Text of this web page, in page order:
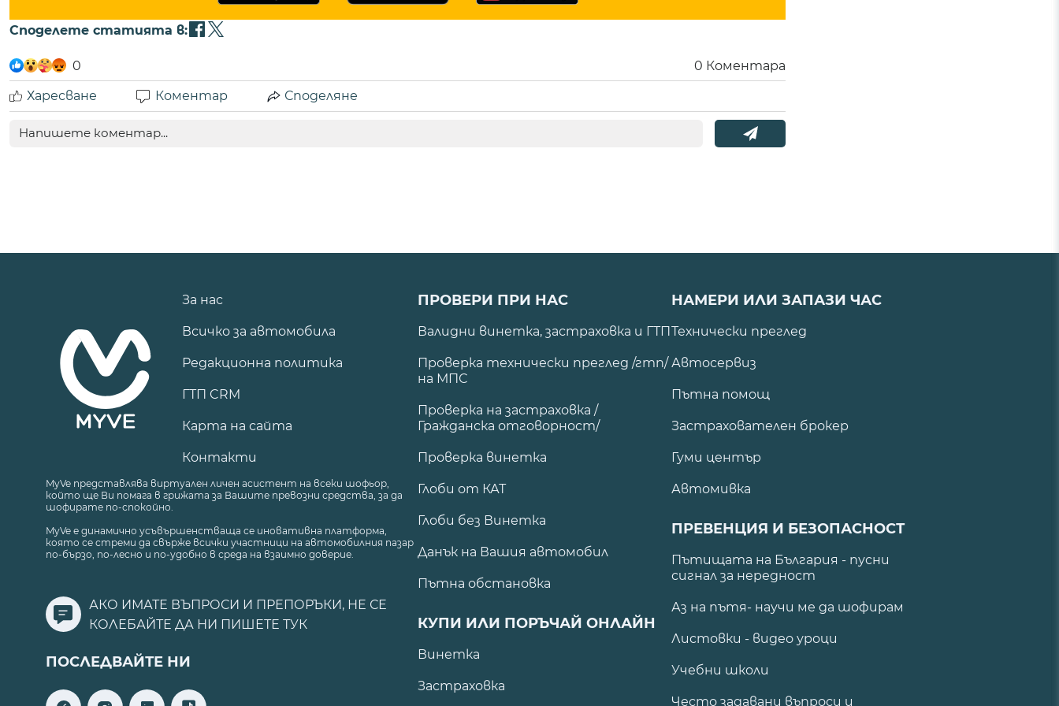
Споделете статията в:
0 0 Коментара
Харесване
Коментар Споделяне
За нас
Всичко за автомобила
Редакционна политика
ГТП CRM
Карта на сайта
Контакти
MyVe представлява виртуален личен асистент на всеки шофьор,
който ще Ви помага в грижата за Вашите превозни средства, за да
шофирате по-спокойно.
MyVe е динамично усъвършенстваща се иновативна платформа,
която се стреми да свърже всички участници на автомобилния пазар
по-бързо, по-лесно и по-удобно в среда на взаимно доверие.
АКО ИМАТЕ ВЪПРОСИ И ПРЕПОРЪКИ, НЕ СЕ
КОЛЕБАЙТЕ ДА НИ ПИШЕТЕ ТУК
ПОСЛЕДВАЙТЕ НИ
ПРОВЕРИ ПРИ НАС
Валидни винетка, застраховка и ГТП
Проверка технически преглед /гтп/
на МПС
Проверка на застраховка /
Гражданска отговорност/
Проверка винетка
Глоби от КАТ
Глоби без Винетка
Данък на Вашия автомобил
Пътна обстановка
КУПИ ИЛИ ПОРЪЧАЙ ОНЛАЙН
Винетка
Застраховка
НАМЕРИ ИЛИ ЗАПАЗИ ЧАС
Технически преглед
Автосервиз
Пътна помощ
Застрахователен брокер
Гуми център
Автомивка
ПРЕВЕНЦИЯ И БЕЗОПАСНОСТ
Пътищата на България - пусни
сигнал за нередност
Аз на пътя- научи ме да шофирам
Листовки - видео уроци
Учебни школи
Често задавани въпроси и